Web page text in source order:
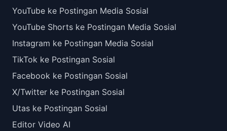
YouTube ke Postingan Media Sosial
YouTube Shorts ke Postingan Media Sosial
Instagram ke Postingan Media Sosial
TikTok ke Postingan Sosial
Facebook ke Postingan Sosial
X/Twitter ke Postingan Sosial
Utas ke Postingan Sosial
Editor Video AI